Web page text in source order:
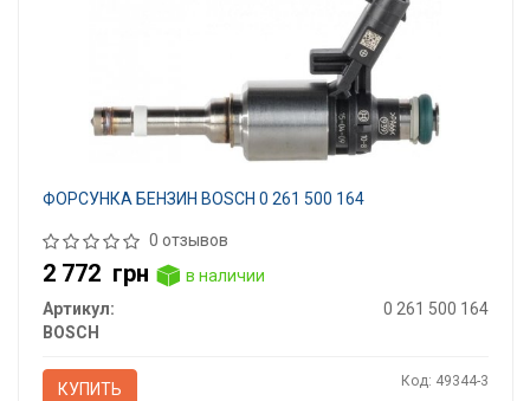
ФОРСУНКА БЕНЗИН BOSCH 0 261 500 164
0 отзывов
2 772 грн
в наличии
Артикул:
0 261 500 164
BOSCH
КУПИТЬ Код: 49344-3